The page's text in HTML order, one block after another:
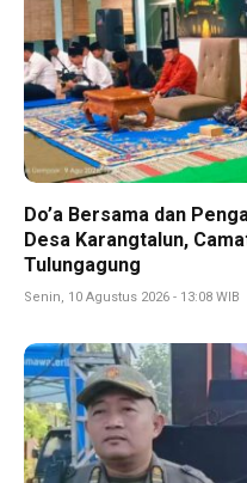
Do’a Bersama dan
Desa Karangtalun,
Tulungagung
Senin, 10 Agustus 2026 - 13:08 WIB